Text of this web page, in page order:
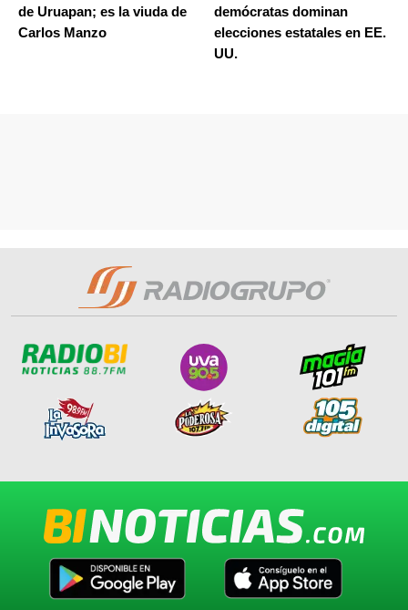
de Uruapan; es la viuda de
Carlos Manzo
demócratas dominan
elecciones estatales en EE.
UU.